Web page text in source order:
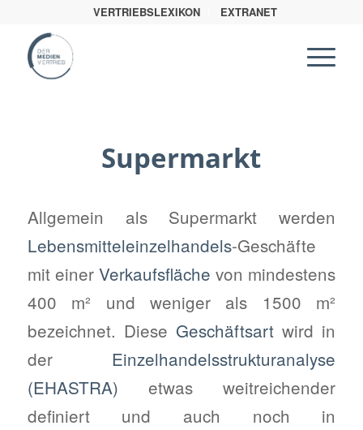
VERTRIEBSLEXIKON EXTRANET
Supermarkt
Allgemein als Supermarkt werden
Lebensmitteleinzelhandels-Geschäfte
mit einer Verkaufsfläche von mindestens
400 m² und weniger als 1500 m²
bezeichnet. Diese Geschäftsart wird in
der Einzelhandelsstrukturanalyse
(EHASTRA) etwas weitreichender
definiert und auch noch in